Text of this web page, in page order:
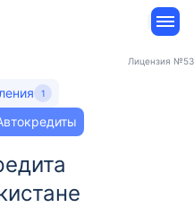
Лицензия №53
1